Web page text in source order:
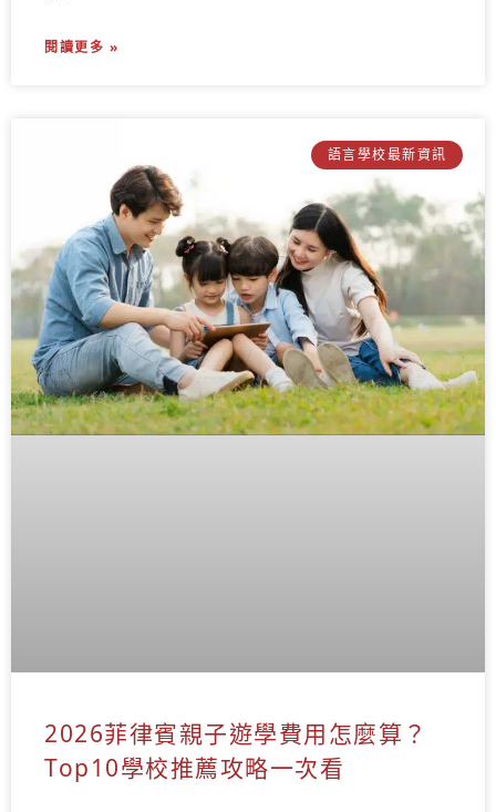
閱讀更多 »
語言學校最新資訊
2026菲律賓親子遊學費用怎麼算？
Top10學校推薦攻略一次看